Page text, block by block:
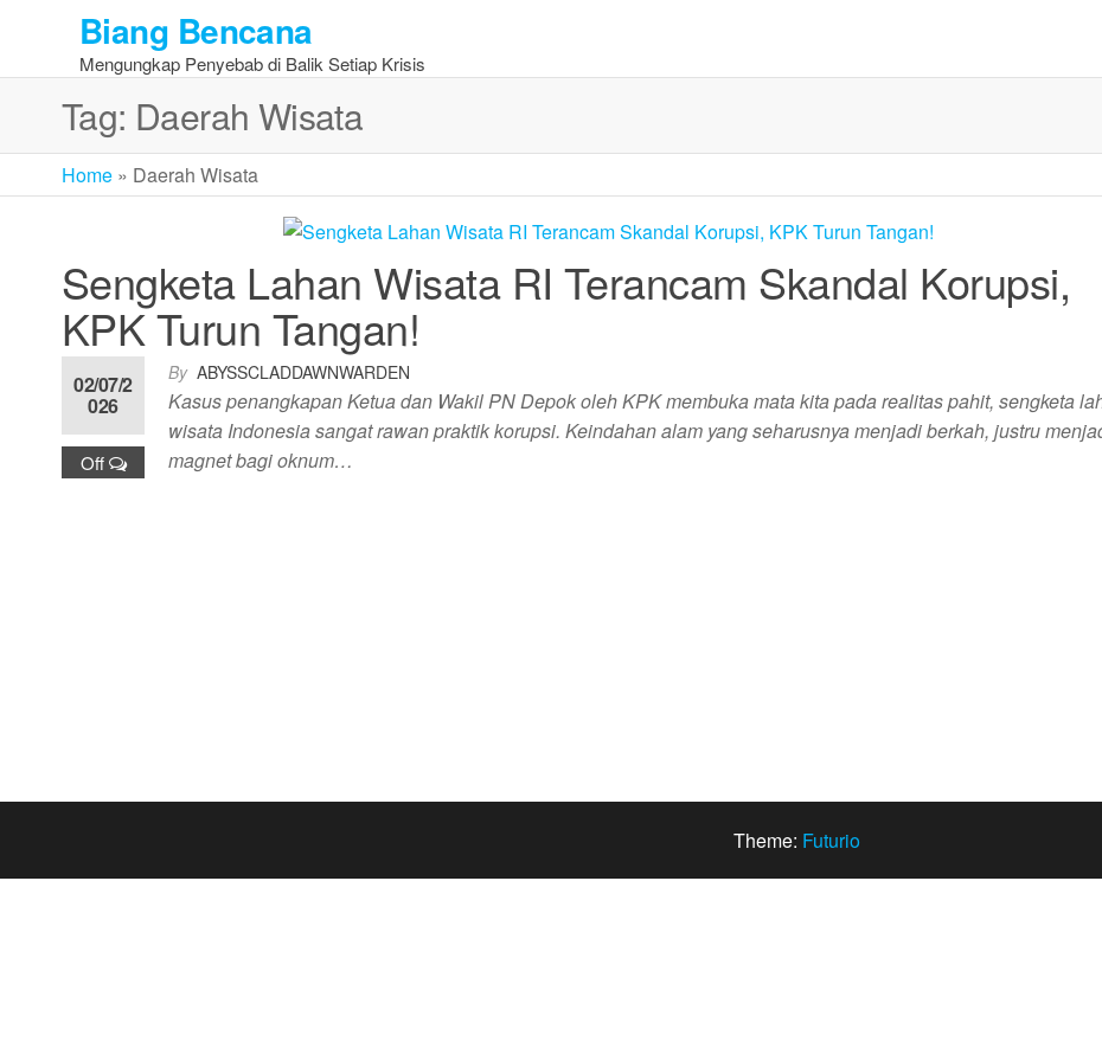
the
Biang Bencana
Mengungkap Penyebab di Balik Setiap Krisis
Tag: Daerah Wisata
Home » Daerah Wisata
Sengketa Lahan Wisata RI Terancam Skandal Korupsi,
KPK Turun Tangan!
By ABYSSCLADDAWNWARDEN
02/07/2
026
Off
Kasus penangkapan Ketua dan Wakil PN Depok oleh KPK membuka mata kita pada realitas pahit, sengketa
wisata Indonesia sangat rawan praktik korupsi. Keindahan alam yang seharusnya menjadi berkah, justru
magnet bagi oknum…
Theme: Futurio